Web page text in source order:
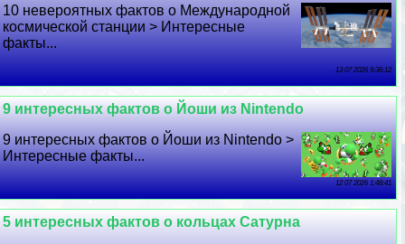
10 невероятных фактов о Международной
космической станции > Интересные
факты...
13 07 2026 9:36:12
9 интересных фактов о Йоши из Nintendo
9 интересных фактов о Йоши из Nintendo >
Интересные факты...
12 07 2026 1:48:41
5 интересных фактов о кольцах Сатурна